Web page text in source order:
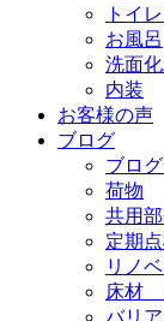
トイ
お風呂
洗面
内装
お客様の声
ブログ
ブロ
荷物
共用
定期
リノ
床材
バリ